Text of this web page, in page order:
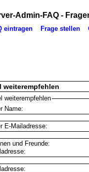
Admin-FAQ -
Frage stellen
eintragen
Name:
E-Mailadresse:
und Freunde: